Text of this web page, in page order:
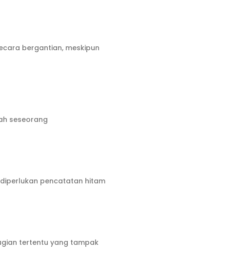
bergantian, meskipun
seseorang
diperlukan pencatatan hitam
tertentu yang tampak